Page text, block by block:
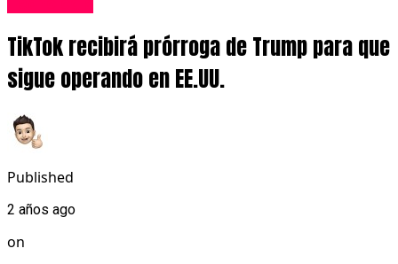
TikTok recibirá prórroga de Trump para que
sigue operando en EE.UU.
Published
2 años ago
on